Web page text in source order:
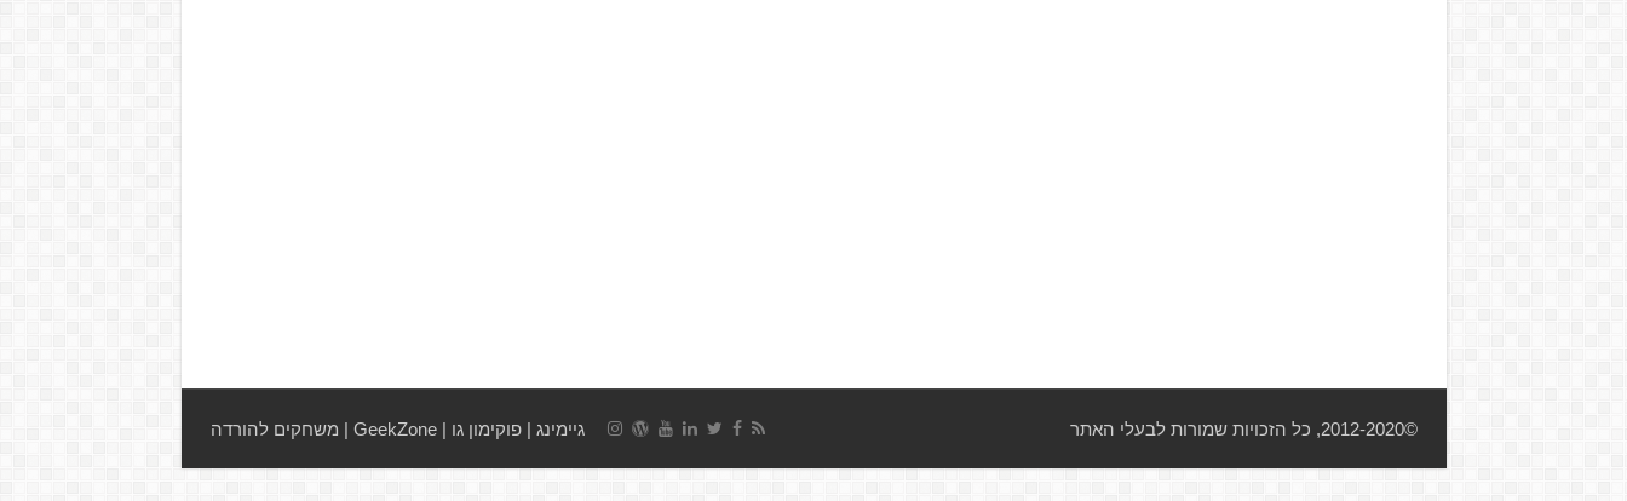
גיימינג |פוקימון גו |
GeekZone
| משחקים להורדה ©2012-2020, כל הזכויות שמורות לבעלי האתר